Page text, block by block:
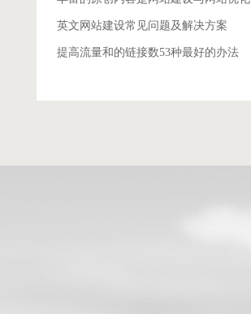
英文网站建设常见问题及解决方案
提高流量和的链接数53种最好的办法